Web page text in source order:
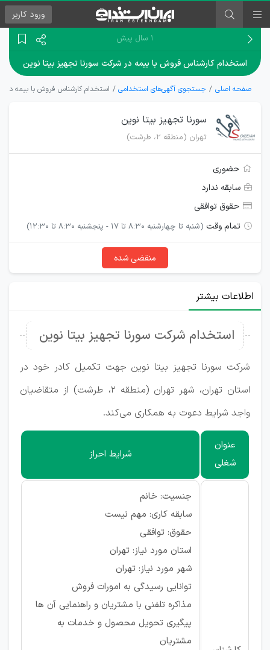
ورود کاربر
۱ سال پیش
استخدام کارشناس فروش با بیمه در شرکت سورنا تجهیز بیتا نوین
صفحه اصلی جستجوی آگهی‌های استخدامی استخدام کارشناس فروش با بیمه در
سورنا تجهیز بیتا نوین
تهران (منطقه ۲، طرشت)
حضوری
سابقه ندارد
حقوق توافقی
تمام وقت (شنبه تا چهارشنبه 8:30 تا 17 - پنجشنبه 8:30 تا 12:30)
منقضی شده
اطلاعات بیشتر
استخدام شرکت سورنا تجهیز بیتا نوین
شرکت سورنا تجهیز بیتا نوین جهت تکمیل کادر خود در
استان تهران، شهر تهران (منطقه ۲، طرشت) از متقاضیان
واجد شرایط دعوت به همکاری می‌کند.
عنوان
شغلی
شرایط احراز
جنسیت: خانم
سابقه کاری: مهم نیست
حقوق: توافقی
استان مورد نیاز: تهران
شهر مورد نیاز: تهران
توانایی رسیدگی به امورات فروش
مذاکره تلفنی با مشتریان و راهنمایی آن ها
پیگیری تحویل محصول و خدمات به
مشتریان